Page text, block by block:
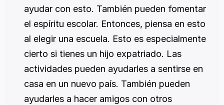
ayudar con esto. También pueden fomentar
el espíritu escolar. Entonces, piensa en esto
al elegir una escuela. Esto es especialmente
cierto si tienes un hijo expatriado. Las
actividades pueden ayudarles a sentirse en
casa en un nuevo país. También pueden
ayudarles a hacer amigos con otros